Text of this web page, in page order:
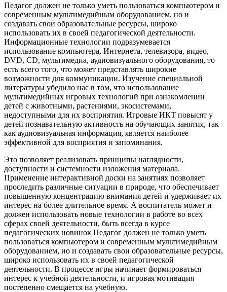
Педагог должен не только уметь пользоваться компьютером и
современным мультимедийным оборудованием, но и
создавать свои образовательные ресурсы, широко
использовать их в своей педагогической деятельности.
Информационные технологии подразумевается
использование компьютера, Интернета, телевизора, видео,
DVD, CD, мультимедиа, аудиовизуального оборудования, то
есть всего того, что может представлять широкие
возможности для коммуникации. Изучение специальной
литературы убедило нас в том, что использование
мультимедийных игровых технологий при ознакомлении
детей с животными, растениями, экосистемами,
недоступными для их восприятия. Игровые ИКТ повысят у
детей познавательную активность на обучающих занятия, так
как аудиовизуальная информация, является наиболее
эффективной для восприятия и запоминания.
Это позволяет реализовать принципы наглядности,
доступности и системности изложения материала.
Применение интерактивной доски на занятиях позволяет
проследить различные ситуации в природе, что обеспечивает
повышенную концентрацию внимания детей и удерживает их
интерес на более длительное время. А воспитатель может и
должен использовать новые технологии в работе во всех
сферах своей деятельности, быть всегда в курсе
педагогических новинок Педагог должен не только уметь
пользоваться компьютером и современным мультимедийным
оборудованием, но и создавать свои образовательные ресурсы,
широко использовать их в своей педагогической
деятельности. В процессе игры начинает формироваться
интерес к учебной деятельности, и игровая мотивация
постепенно смещается на учебную.